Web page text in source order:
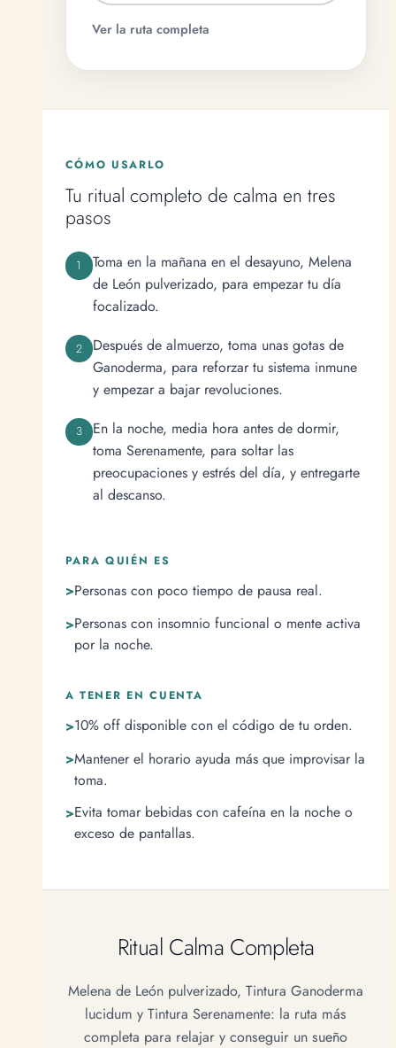
Ver la ruta completa
CÓMO USARLO
Tu ritual completo de calma en tres
pasos
Toma en la mañana en el desayuno, Melena
de León pulverizado, para empezar tu día
focalizado.
Después de almuerzo, toma unas gotas de
Ganoderma, para reforzar tu sistema inmune
y empezar a bajar revoluciones.
En la noche, media hora antes de dormir,
toma Serenamente, para soltar las
preocupaciones y estrés del día, y entregarte
al descanso.
PARA QUIÉN ES
Personas con poco tiempo de pausa real.
Personas con insomnio funcional o mente activa
por la noche.
A TENER EN CUENTA
10% off disponible con el código de tu orden.
Mantener el horario ayuda más que improvisar la
toma.
Evita tomar bebidas con cafeína en la noche o
exceso de pantallas.
Ritual Calma Completa
Melena de León pulverizado, Tintura Ganoderma
lucidum y Tintura Serenamente: la ruta más
completa para relajar y conseguir un sueño